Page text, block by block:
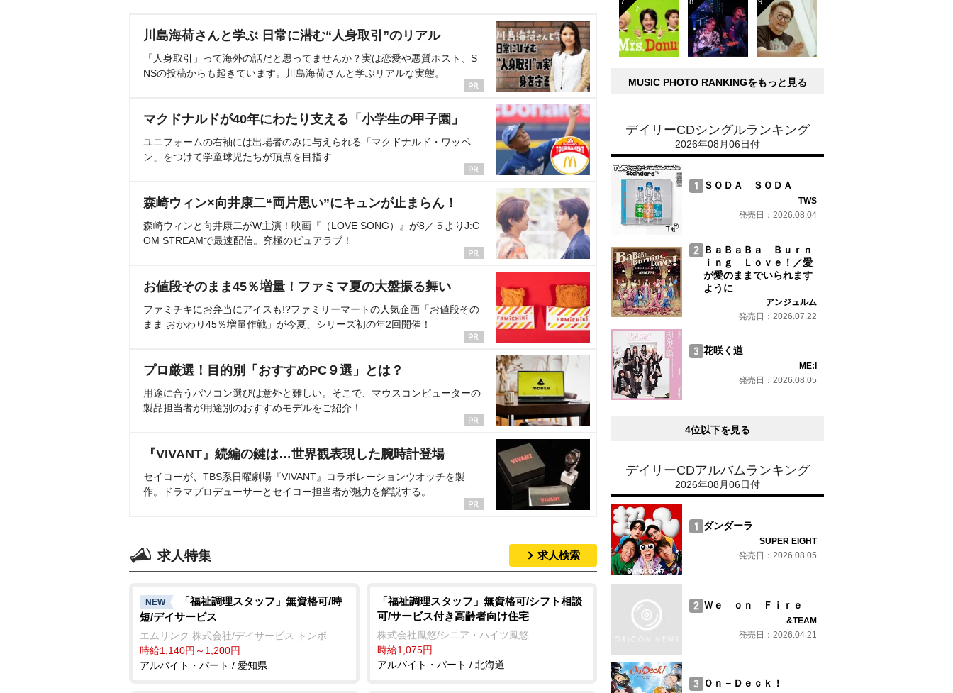
川島海荷さんと学ぶ 日常に潜む“人身取引”のリアル
「人身取引」って海外の話だと思ってませんか？実は恋愛や悪質ホスト、S
NSの投稿からも起きています。川島海荷さんと学ぶリアルな実態。
マクドナルドが40年にわたり支える「小学生の甲子園」
ユニフォームの右袖には出場者のみに与えられる「マクドナルド・ワッペ
ン」をつけて学童球児たちが頂点を目指す
森崎ウィン×向井康二“両片思い”にキュンが止まらん！
森崎ウィンと向井康二がW主演！映画『（LOVE SONG）』が8／５よりJ:C
OM STREAMで最速配信。究極のピュアラブ！
お値段そのまま45％増量！ファミマ夏の大盤振る舞い
ファミチキにお弁当にアイスも!?ファミリーマートの人気企画「お値段その
まま おかわり45％増量作戦」が今夏、シリーズ初の年2回開催！
プロ厳選！目的別「おすすめPC９選」とは？
用途に合うパソコン選びは意外と難しい。そこで、マウスコンピューターの
製品担当者が用途別のおすすめモデルをご紹介！
『VIVANT』続編の鍵は…世界観表現した腕時計登場
セイコーが、TBS系日曜劇場『VIVANT』コラボレーションウオッチを製
作。ドラマプロデューサーとセイコー担当者が魅力を解説する。
求人特集 求人検索
NEW
「福祉調理スタッフ」無資格可/時
短/デイサービス
エムリンク 株式会社/デイサービス トンボ
時給1,140円～1,200円
アルバイト・パート / 愛知県
「福祉調理スタッフ」無資格可/シフト相談
可/サービス付き高齢者向け住宅
株式会社鳳悠/シニア・ハイツ鳳悠
時給1,075円
アルバイト・パート / 北海道
MUSIC PHOTO RANKINGをもっと見る
デイリーCDシングルランキング
2026年08月06日付
ＳＯＤＡ ＳＯＤＡ
TWS
発売日：2026.08.04
ＢａＢａＢａ Ｂｕｒｎ
ｉｎｇ Ｌｏｖｅ！／愛
が愛のままでいられます
ように
アンジュルム
発売日：2026.07.22
花咲く道
ME:I
発売日：2026.08.05
4位以下を見る
デイリーCDアルバムランキング
2026年08月06日付
ダンダーラ
SUPER EIGHT
発売日：2026.08.05
Ｗｅ ｏｎ Ｆｉｒｅ
&TEAM
発売日：2026.04.21
Ｏｎ－Ｄｅｃｋ！